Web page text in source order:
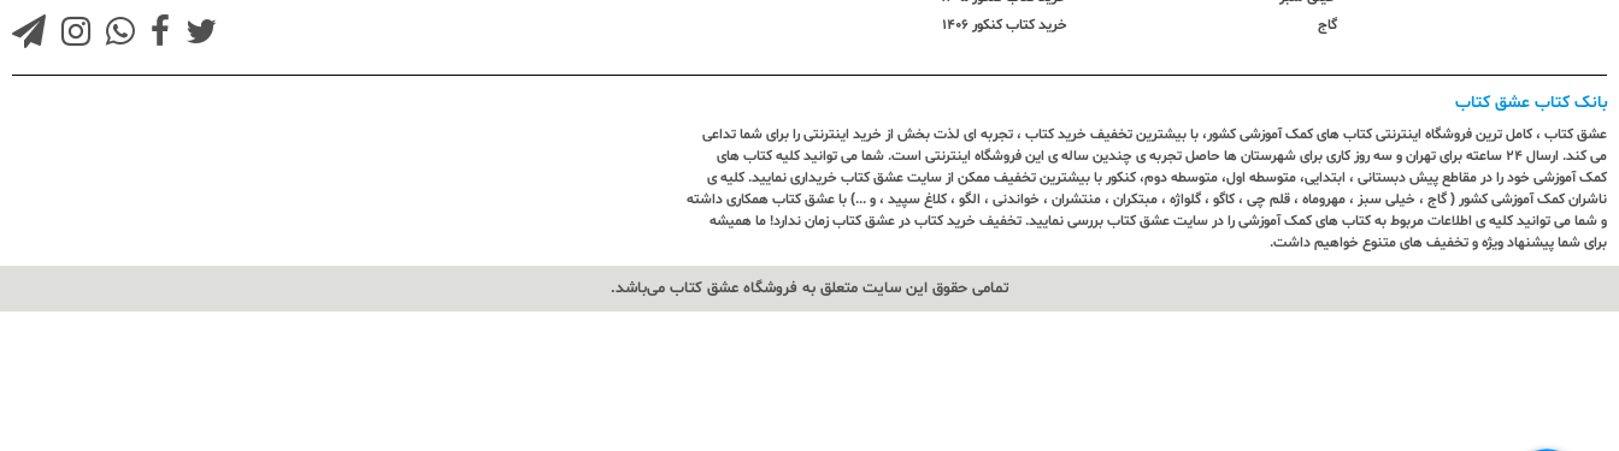
گاج
خرید کتاب کنکور 1406
بانک کتاب عشق کتاب
عشق کتاب ، کامل ترین فروشگاه اینترنتی کتاب های کمک آموزشی کشور، با بیشترین تخفیف خرید کتاب ، تجربه ای لذت بخش از خرید اینترنتی را برای شما تداعی
می کند. ارسال ٢٤ ساعته برای تهران و سه روز کاری برای شهرستان ها حاصل تجربه ی چندین ساله ی این فروشگاه اینترنتی است. شما می توانید کلیه کتاب های
کمک آموزشی خود را در مقاطع پیش دبستانی ، ابتدایی، متوسطه اول، متوسطه دوم، کنکور با بیشترین تخفیف ممکن از سایت عشق کتاب خریداری نمایید. کلیه ی
ناشران کمک آموزشی کشور ( گاج ، خیلی سبز ، مهروماه ، قلم چی ، کاگو ، گلواژه ، مبتکران ، منتشران ، خواندنی ، الگو ، کلاغ سپید ، و ...) با عشق کتاب همکاری داشته
و شما می توانید کلیه ی اطلاعات مربوط به کتاب های کمک آموزشی را در سایت عشق کتاب بررسی نمایید. تخفیف خرید کتاب در عشق کتاب زمان ندارد! ما همیشه
برای شما پیشنهاد ویژه و تخفیف های متنوع خواهیم داشت.
تمامی حقوق این سایت متعلق به فروشگاه عشق کتاب می‌باشد.